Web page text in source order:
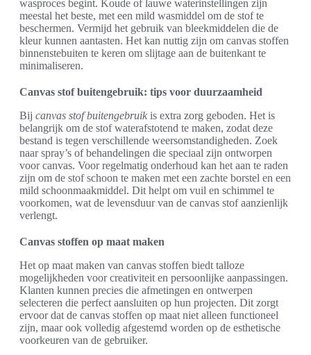
wasproces begint. Koude of lauwe waterinstellingen zijn
meestal het beste, met een mild wasmiddel om de stof te
beschermen. Vermijd het gebruik van bleekmiddelen die de
kleur kunnen aantasten. Het kan nuttig zijn om canvas stoffen
binnenstebuiten te keren om slijtage aan de buitenkant te
minimaliseren.
Canvas stof buitengebruik: tips voor duurzaamheid
Bij canvas stof buitengebruik is extra zorg geboden. Het is
belangrijk om de stof waterafstotend te maken, zodat deze
bestand is tegen verschillende weersomstandigheden. Zoek
naar spray’s of behandelingen die speciaal zijn ontworpen
voor canvas. Voor regelmatig onderhoud kan het aan te raden
zijn om de stof schoon te maken met een zachte borstel en een
mild schoonmaakmiddel. Dit helpt om vuil en schimmel te
voorkomen, wat de levensduur van de canvas stof aanzienlijk
verlengt.
Canvas stoffen op maat maken
Het op maat maken van canvas stoffen biedt talloze
mogelijkheden voor creativiteit en persoonlijke aanpassingen.
Klanten kunnen precies die afmetingen en ontwerpen
selecteren die perfect aansluiten op hun projecten. Dit zorgt
ervoor dat de canvas stoffen op maat niet alleen functioneel
zijn, maar ook volledig afgestemd worden op de esthetische
voorkeuren van de gebruiker.